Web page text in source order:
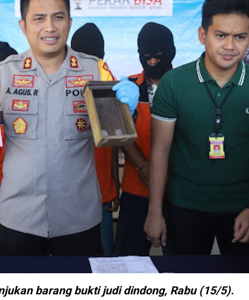
barang bukti judi dindong, Rabu (15/5).